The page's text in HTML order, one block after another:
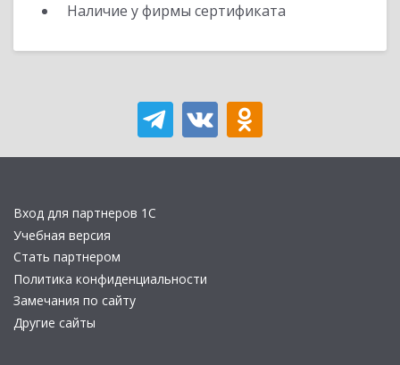
Наличие у фирмы сертификата
Вход для партнеров 1С
Учебная версия
Стать партнером
Политика конфиденциальности
Замечания по сайту
Другие сайты